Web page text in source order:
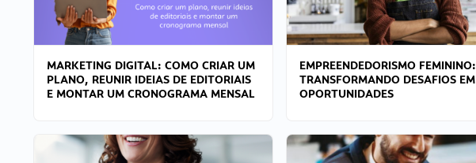
MARKETING DIGITAL: COMO CRIAR UM
PLANO, REUNIR IDEIAS DE EDITORIAIS
E MONTAR UM CRONOGRAMA MENSAL
EMPREENDEDORISMO FEMININO:
TRANSFORMANDO DESAFIOS EM
OPORTUNIDADES